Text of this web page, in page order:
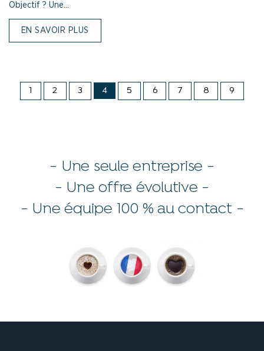
Objectif ? Une...
EN SAVOIR PLUS
1 2 3 4 5 6 7 8 9
- Une seule entreprise -
- Une offre évolutive -
- Une équipe 100 % au contact -